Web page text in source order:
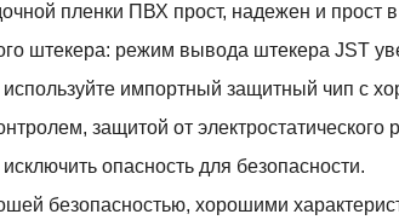
пленки ПВХ прост, надежен и прост в
штекера: режим вывода штекера JST
импортный защитный чип с
защитой от
опасность для безопасности.
безопасностью, хорошими